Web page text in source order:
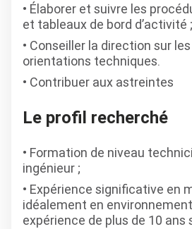
Élaborer et suivre les
et tableaux de bord d’activité ;
Conseiller la direction sur
orientations techniques.
Contribuer aux astreintes
Le profil recherché
Formation de niveau
ingénieur ;
Expérience significative en
idéalement en
expérience de plus de 10 ans